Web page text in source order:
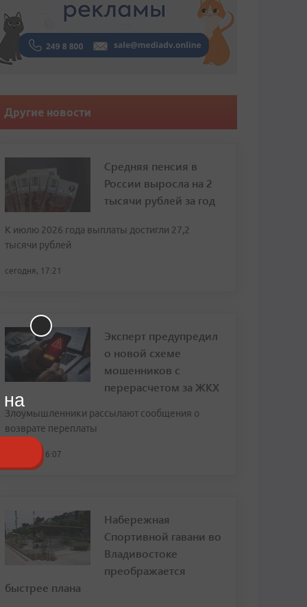
Другие новости
Средняя пенсия в
России выросла на 2
тысячи рублей за год
К июлю 2026 года выплаты достигли 27,2
тысячи рублей
сегодня, 17:21
Эксперт предупредил
о новой схеме
мошенников с
перерасчетом за ЖКХ
Злоумышленники рассылают сообщения о
возврате переплаты
сегодня, 16:07
Набережная
Спортивной гавани во
Владивостоке
преображается
быстрее плана